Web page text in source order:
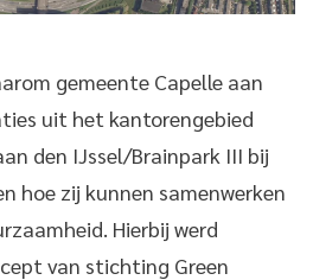
gemeente Capelle aan
uit het kantorengebied
den IJssel/Brainpark III bij
hoe zij kunnen samenwerken
Hierbij werd
van stichting Green